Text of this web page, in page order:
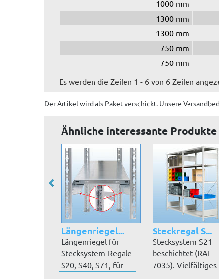
1000 mm
1300 mm
1300 mm
750 mm
750 mm
Es werden die Zeilen 1 - 6 von 6 Zeilen
Der Artikel wirdals Paket verschickt. Unsere
Ähnliche interessante Produkte
Längenriegel...
Längenriegel für
Stecksystem-Regale
S20, S40, S71, für
Steckregal S...
Stecksystem S21
beschichtet (RAL
7035). Vielfältiges